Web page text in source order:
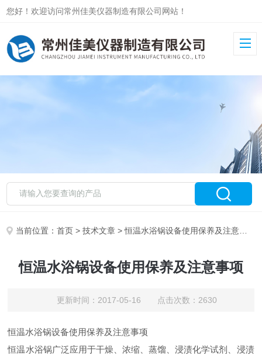
您好！欢迎访问常州佳美仪器制造有限公司网站！
当前位置：首页 >技术文章 > 恒温水浴锅设备使用保养及注意事项
恒温水浴锅设备使用保养及注意事项
更新时间：2017-05-16 点击次数：2630
恒温水浴锅设备使用保养及注意事项
恒温水浴锅广泛应用于干燥、浓缩、蒸馏、浸渍化学试剂、浸渍